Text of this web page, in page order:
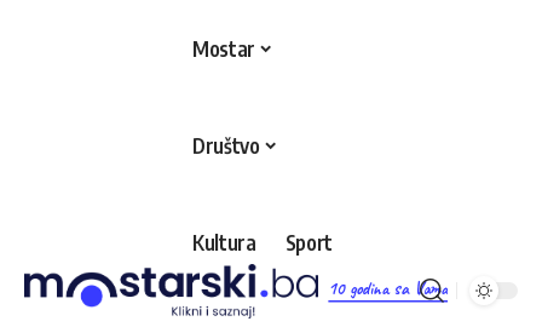
10 godina sa Vama
Mostar
Društvo
Kultura Sport